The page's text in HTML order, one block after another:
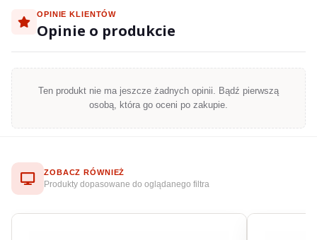
OPINIE KLIENTÓW
Opinie o produkcie
Ten produkt nie ma jeszcze żadnych opinii. Bądź pierwszą
osobą, która go oceni po zakupie.
ZOBACZ RÓWNIEŻ
Produkty dopasowane do oglądanego filtra